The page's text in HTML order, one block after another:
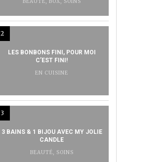
2
LES BONBONS FINI, POUR MOI
C’EST FINI!
EN CUISINE
3
3 BAINS & 1 BIJOU AVEC MY JOLIE
CANDLE
BEAUTÉ, SOINS